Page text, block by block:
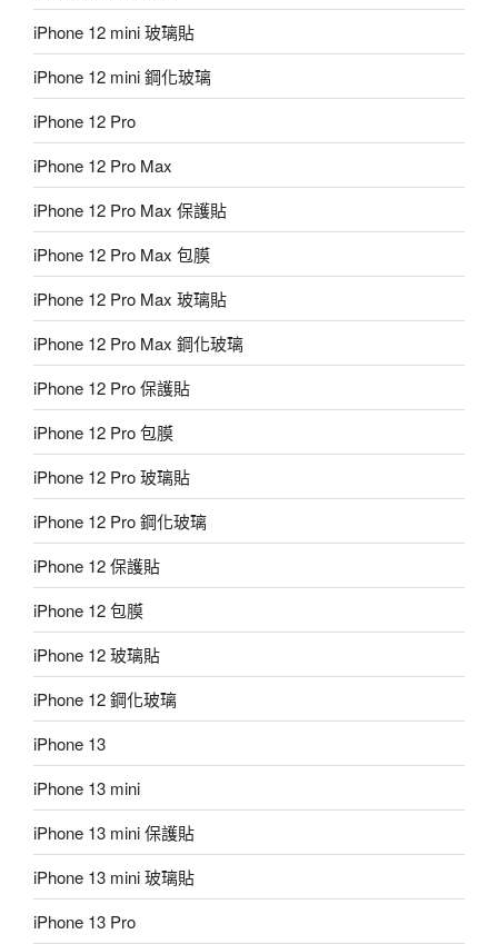
iPhone 12 mini 玻璃貼
iPhone 12 mini 鋼化玻璃
iPhone 12 Pro
iPhone 12 Pro Max
iPhone 12 Pro Max 保護貼
iPhone 12 Pro Max 包膜
iPhone 12 Pro Max 玻璃貼
iPhone 12 Pro Max 鋼化玻璃
iPhone 12 Pro 保護貼
iPhone 12 Pro 包膜
iPhone 12 Pro 玻璃貼
iPhone 12 Pro 鋼化玻璃
iPhone 12 保護貼
iPhone 12 包膜
iPhone 12 玻璃貼
iPhone 12 鋼化玻璃
iPhone 13
iPhone 13 mini
iPhone 13 mini 保護貼
iPhone 13 mini 玻璃貼
iPhone 13 Pro